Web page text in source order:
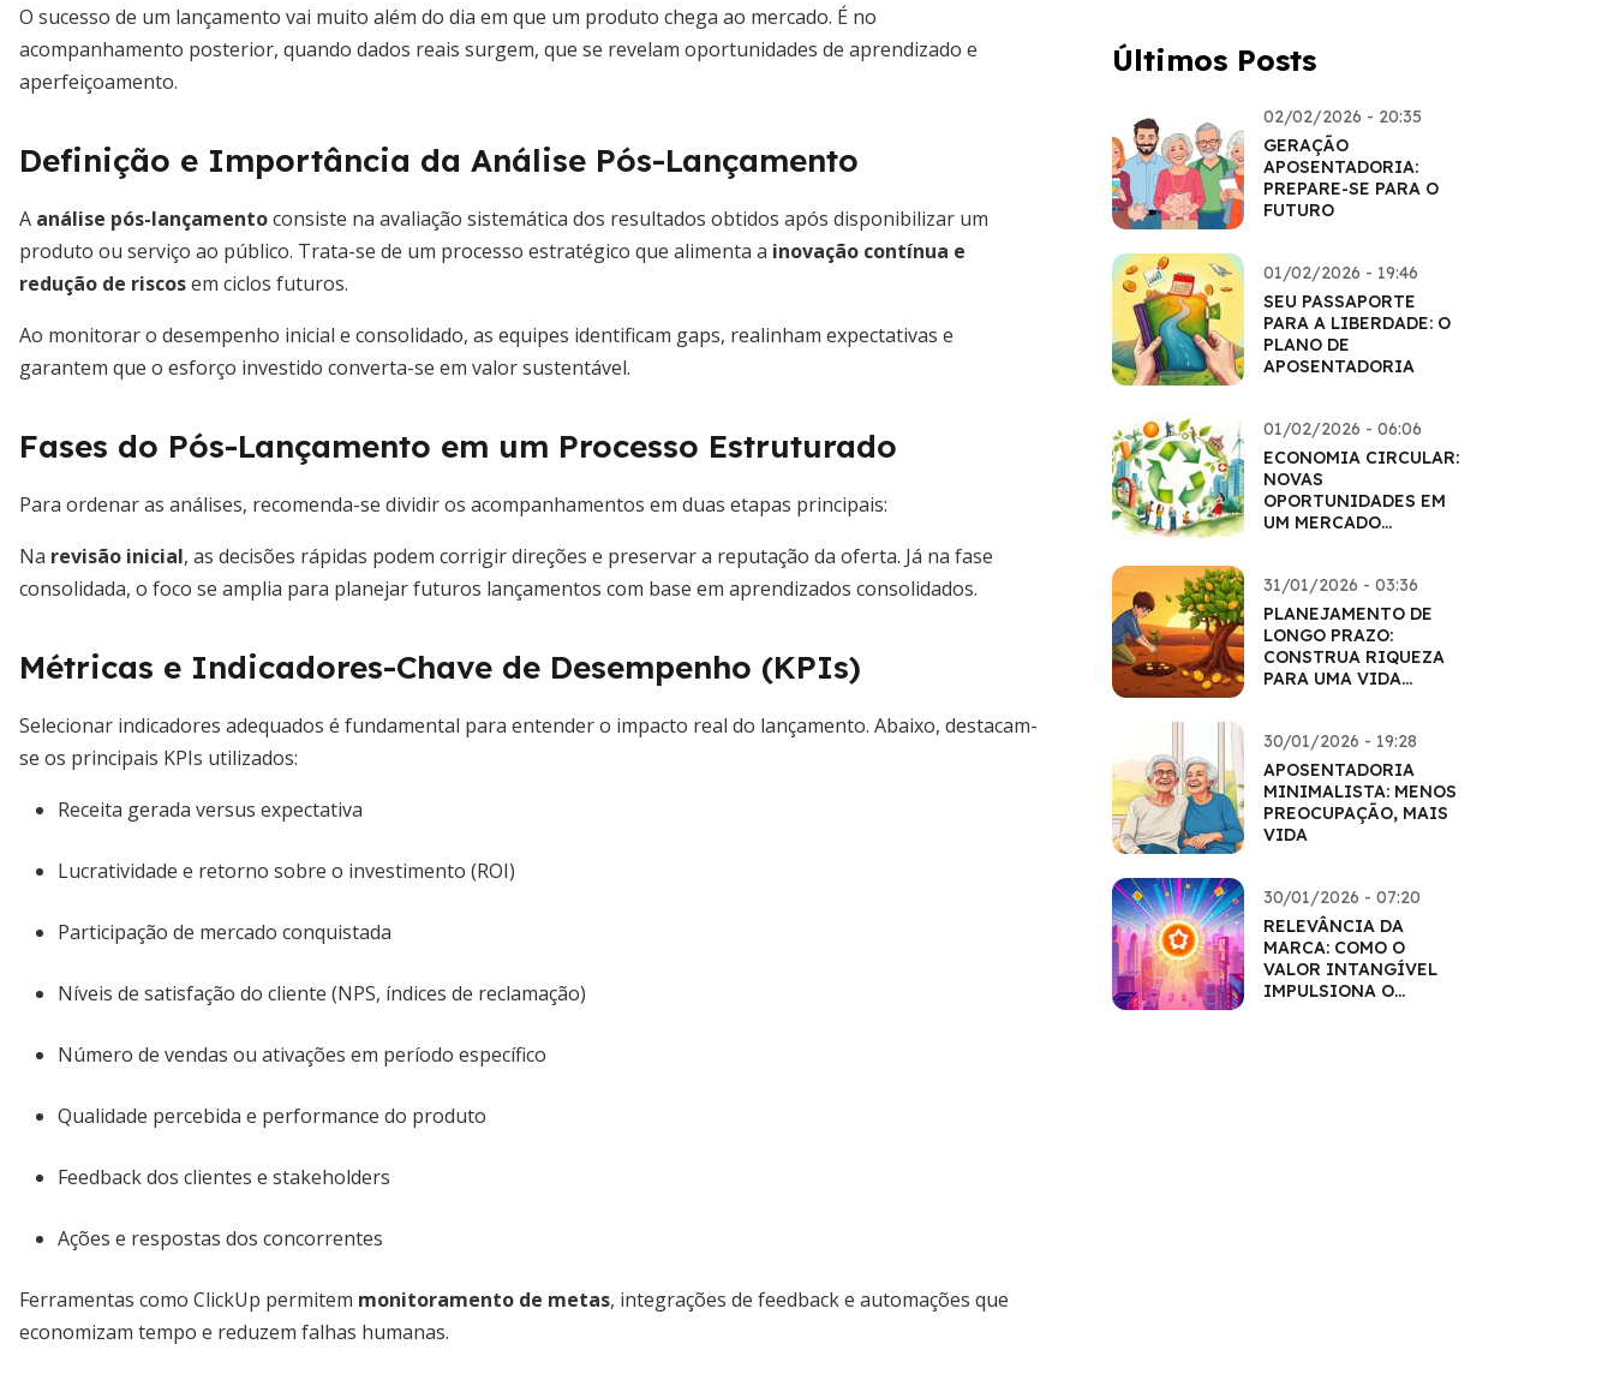
O sucesso de um lançamento vai muito além do dia em que um produto chega ao mercado. É no
acompanhamento posterior, quando dados reais surgem, que se revelam oportunidades de aprendizado e
aperfeiçoamento.
Definição e Importância da Análise Pós-Lançamento
A análise pós-lançamentoconsiste na avaliação sistemática dos resultados obtidos após disponibilizar um
produto ou serviço ao público. Trata-se de um processo estratégico que alimenta a inovação contínua e
redução de riscosem ciclos futuros.
Ao monitorar o desempenho inicial e consolidado, as equipes identificam gaps, realinham expectativas e
garantem que o esforço investido converta-se em valor sustentável.
Fases do Pós-Lançamento em um Processo Estruturado
Para ordenar as análises, recomenda-se dividir os acompanhamentos em duas etapas principais:
Na revisão inicial, as decisões rápidas podem corrigir direções e preservar a reputação da oferta. Já na fase
consolidada, o foco se amplia para planejar futuros lançamentos com base em aprendizados consolidados.
Métricas e Indicadores-Chave de Desempenho (KPIs)
Selecionar indicadores adequados é fundamental para entender o impacto real do lançamento. Abaixo, destacam-
se os principais KPIs utilizados:
Receita gerada versus expectativa
Lucratividade e retorno sobre o investimento (ROI)
Participação de mercado conquistada
Níveis de satisfação do cliente (NPS, índices de reclamação)
Número de vendas ou ativações em período específico
Qualidade percebida e performance do produto
Feedback dos clientes e stakeholders
Ações e respostas dos concorrentes
Ferramentas como ClickUp permitem monitoramento de metas, integrações de feedback e automações que
economizam tempo e reduzem falhas humanas.
Últimos Posts
02/02/2026 - 20:35
GERAÇÃO
APOSENTADORIA:
PREPARE-SE PARA O
FUTURO
01/02/2026 - 19:46
SEU PASSAPORTE
PARA A LIBERDADE: O
PLANO DE
APOSENTADORIA
01/02/2026 - 06:06
ECONOMIA CIRCULAR:
NOVAS
OPORTUNIDADES EM
UM MERCADO
31/01/2026 - 03:36
PLANEJAMENTO DE
LONGO PRAZO:
CONSTRUA RIQUEZA
PARA UMA VIDA
30/01/2026 - 19:28
APOSENTADORIA
MINIMALISTA: MENOS
PREOCUPAÇÃO, MAIS
VIDA
30/01/2026 - 07:20
RELEVÂNCIA DA
MARCA: COMO O
VALOR INTANGÍVEL
IMPULSIONA O